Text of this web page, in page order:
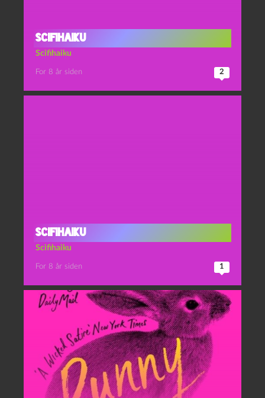
Scifihaiku
Scifihaiku
For 8 år siden 2
Scifihaiku
Scifihaiku
For 8 år siden 1